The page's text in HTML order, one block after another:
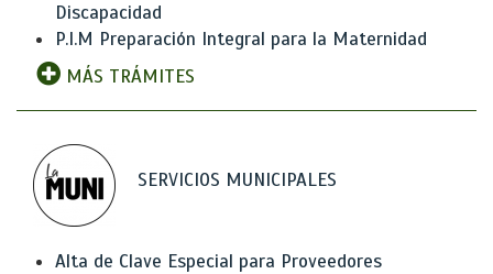
Discapacidad
P.I.M Preparación Integral para la Maternidad
MÁS TRÁMITES
SERVICIOS MUNICIPALES
Alta de Clave Especial para Proveedores